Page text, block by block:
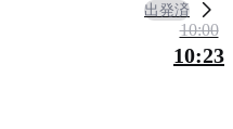
出発済
10:00
10:23